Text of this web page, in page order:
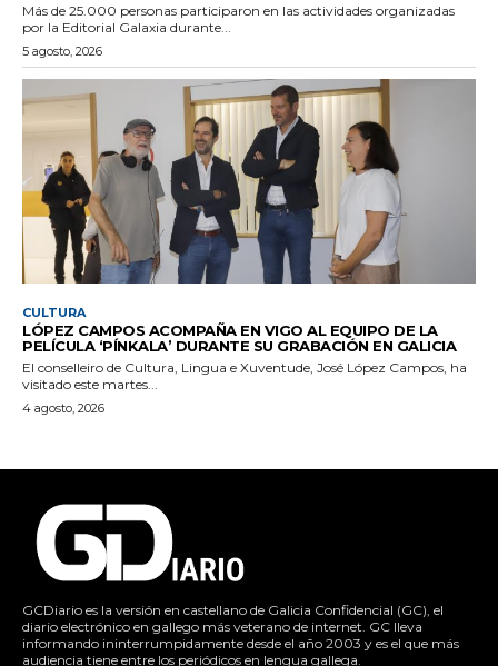
Más de 25.000 personas participaron en las actividades organizadas
por la Editorial Galaxia durante...
5 agosto, 2026
CULTURA
LÓPEZ CAMPOS ACOMPAÑA EN VIGO AL EQUIPO DE LA
PELÍCULA ‘PÍNKALA’ DURANTE SU GRABACIÓN EN GALICIA
El conselleiro de Cultura, Lingua e Xuventude, José López Campos, ha
visitado este martes...
4 agosto, 2026
GCDiario es la versión en castellano de Galicia Confidencial (GC), el
diario electrónico en gallego más veterano de internet. GC lleva
informando ininterrumpidamente desde el año 2003 y es el que más
audiencia tiene entre los periódicos en lengua gallega.